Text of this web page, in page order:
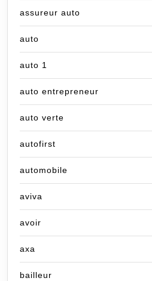
assureur auto
auto
auto 1
auto entrepreneur
auto verte
autofirst
automobile
aviva
avoir
axa
bailleur